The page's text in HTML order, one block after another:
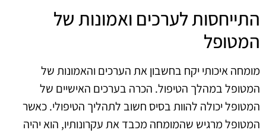
התייחסות לערכים ואמונות של
המטופל
מומחה איכותי יקח בחשבון את הערכים והאמונות של
המטופל במהלך הטיפול. הכרה בערכים האישיים של
המטופל יכולה להוות בסיס חשוב לתהליך הטיפולי. כאשר
המטופל מרגיש שהמומחה מכבד את עקרונותיו, הוא יהיה